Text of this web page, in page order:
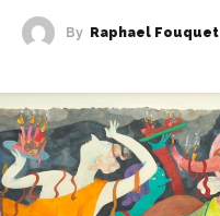
By Raphael Fouquet